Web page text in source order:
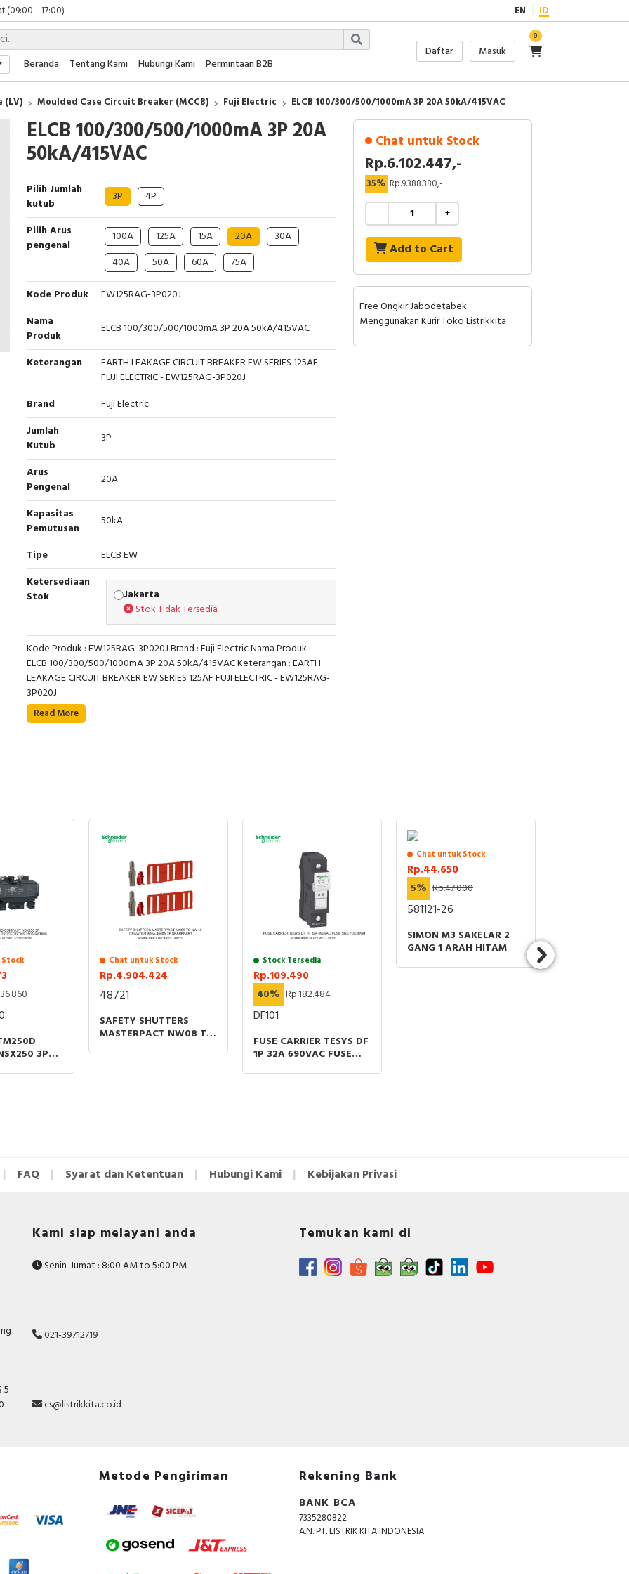
(09:00 - 17:00)
(09:00 - 17:00)
- 17:00)
(09:00 - 17:00)
- 17:00)
EN ID
Beranda Tentang Kami Hubungi Kami Permintaan B2B
Daftar Masuk
0
(LV) Moulded Case Circuit Breaker (MCCB) Fuji Electric ELCB 100/300/500/1000mA 3P 20A 50kA/415VAC
ELCB 100/300/500/1000mA 3P 20A
50kA/415VAC
Pilih Jumlah
kutub
3P 4P
Pilih Arus
pengenal
100A 125A 15A 20A
30A
40A
50A 60A
75A
Kode Produk
EW125RAG-3P020J
Nama
Produk
ELCB 100/300/500/1000mA 3P 20A 50kA/415VAC
Keterangan
EARTH LEAKAGE CIRCUIT BREAKER EW SERIES 125AF
FUJI ELECTRIC - EW125RAG-3P020J
Brand
Fuji Electric
Jumlah
Kutub
3P
Arus
Pengenal
20A
Kapasitas
Pemutusan
50kA
Tipe
ELCB EW
Ketersediaan
Stok
Jakarta
Stok Tidak Tersedia
Kode Produk : EW125RAG-3P020J Brand : Fuji Electric Nama Produk :
ELCB 100/300/500/1000mA 3P 20A 50kA/415VAC Keterangan : EARTH
LEAKAGE CIRCUIT BREAKER EW SERIES 125AF FUJI ELECTRIC - EW125RAG-
3P020J
Read More
Chat untuk Stock
Rp.6.102.447,-
35% Rp.9.388.380,-
- +
Add to Cart
Free Ongkir Jabodetabek
Menggunakan Kurir Toko Listrikkita
3P
Chat untuk Stock
Rp.4.904.424
48721
SAFETY SHUTTERS
MASTERPACT NW08 TO
Stock Tersedia
Rp.109.490
40% Rp.182.484
DF101
FUSE CARRIER TESYS DF
1P 32A 690VAC FUSE
Chat untuk Stock
Rp.44.650
5% Rp.47.000
581121-26
SIMON M3 SAKELAR 2
GANG 1 ARAH HITAM
FAQ Syarat dan Ketentuan Hubungi Kami Kebijakan Privasi
5
Kami siap melayani anda
Senin-Jumat : 8:00 AM to 5:00 PM
021-39712719
cs@listrikkita.co.id
Temukan kami di
Metode Pengiriman Rekening Bank
BANK BCA
7335280822
A.N. PT. LISTRIK KITA INDONESIA